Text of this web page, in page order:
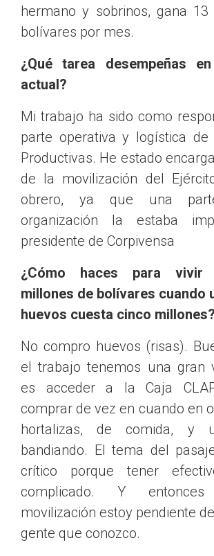
hermano y sobrinos, gana
bolívares por mes.
¿Qué tarea desempeñas
actual?
Mi trabajo ha sido como
parte operativa y logística de
Productivas. He estado
de la movilización del
obrero, ya que una
organización la estaba
presidente de Corpivensa
¿Cómo haces para
millones de bolívares cuando
huevos cuesta cinco millones?
No compro huevos (risas).
el trabajo tenemos una gran
es acceder a la Caja
comprar de vez en cuando en
hortalizas, de comida, y
bandiando. El tema del
crítico porque tener
complicado. Y
movilización estoy pendiente
gente que conozco.